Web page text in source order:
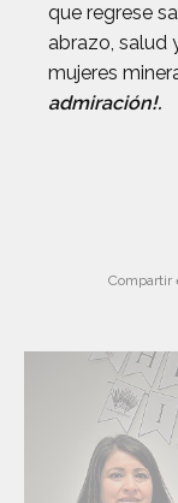
que regrese
abrazo, salud
mujeres
admiración!.
Compartir